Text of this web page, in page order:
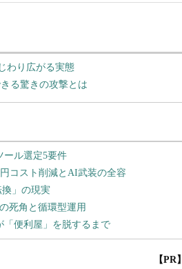
わり広がる実態
る驚きの攻撃とは
【PR】